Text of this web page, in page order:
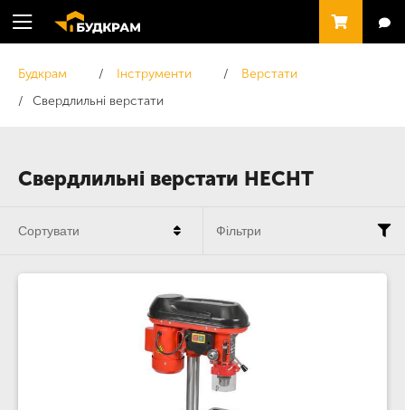
Свердлильні верстати HECHT
Будкрам Інструменти
Верстати
Свердлильні верстати
Сортувати Фільтри